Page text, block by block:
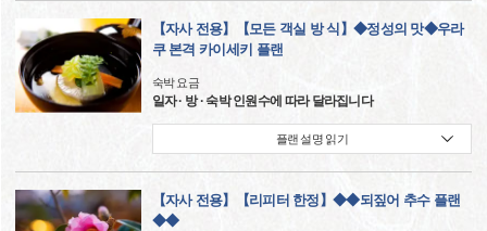
【자사 전용】【모든 객실 방 식】◆정성의 맛◆우라
쿠 본격 카이세키 플랜
숙박 요금
일자 · 방 · 숙박 인원수에 따라 달라집니다
플랜 설명 읽기
【자사 전용】【리피터 한정】◆◆되짚어 추수 플랜
◆◆